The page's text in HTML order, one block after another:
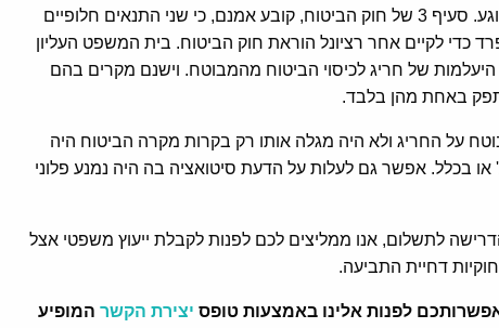
החריג לכיסוי הביטוחי בסמוך למקום שאליו הוא נוגע. סעיף 3 של חוק הביטוח, קובע אמנם, כי שני התנאים חלופיים
לקיים אחר רציונל הוראת חוק הביטוח. בית המשפט העליון
של חריג לכיסוי הביטוח מהמבוטח. וישנם מקרים בהם
באחת מהן בלבד.
על החריג ולא היה מגלה אותו רק בקרות מקרה הביטוח היה
בכלל. אפשר גם לעלות על הדעת סיטואציה בה היה נמנע פלוני
לתשלום, אנו ממליצים לכם לפנות לקבלת ייעוץ משפטי אצל
דחיית התביעה.
לפנות אלינו באמצעות טופס יצירת הקשר המופיע